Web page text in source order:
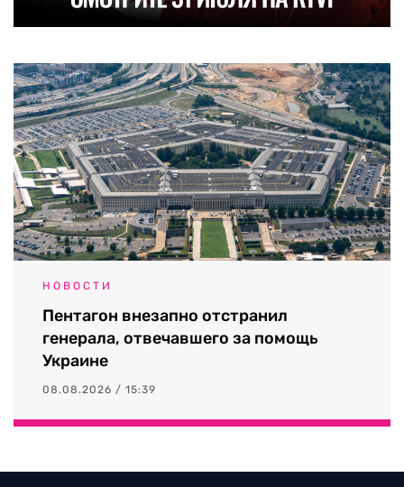
НОВОСТИ
Пентагон внезапно отстранил
генерала, отвечавшего за помощь
Украине
08.08.2026 / 15:39